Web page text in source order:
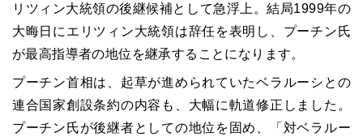
リツィン大統領の後継候補として急浮上。結局1999年の
大晦日にエリツィン大統領は辞任を表明し、プーチン氏
が最高指導者の地位を継承することになります。
プーチン首相は、起草が進められていたベラルーシとの
連合国家創設条約の内容も、大幅に軌道修正しました。
プーチン氏が後継者としての地位を固め、「対ベラルー